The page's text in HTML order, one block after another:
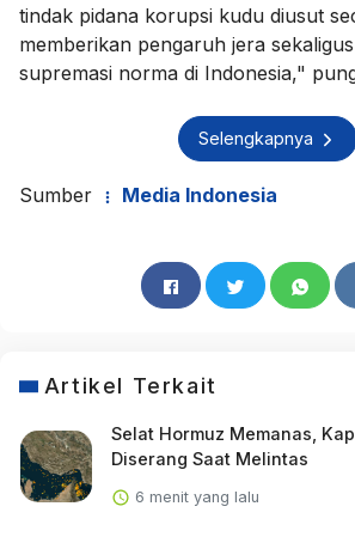
tindak pidana korupsi kudu diusut
memberikan pengaruh jera
supremasi norma di Indonesia,"
Selengkapnya
Sumber Media Indonesia
Artikel Terkait
Selat Hormuz Memanas,
Diserang Saat Melintas
6 menit yang lalu